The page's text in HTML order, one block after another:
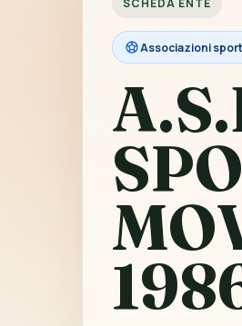
SCHEDA ENTE
Associazioni